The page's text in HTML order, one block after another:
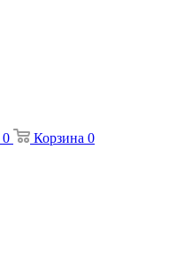
0 Корзина 0